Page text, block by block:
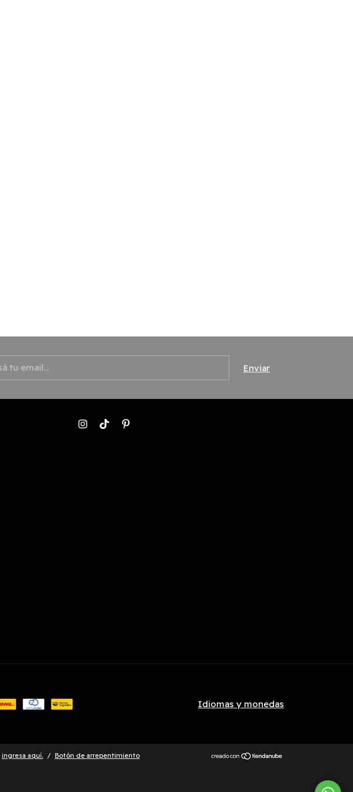
Idiomas y monedas
ingresa aquí. / Botón de arrepentimiento